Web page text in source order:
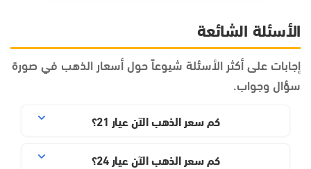
الأسئلة الشائعة
إجابات على أكثر الأسئلة شيوعاً حول أسعار الذهب في صورة
سؤال وجواب.
كم سعر الذهب الآن عيار 21؟
كم سعر الذهب الآن عيار 24؟